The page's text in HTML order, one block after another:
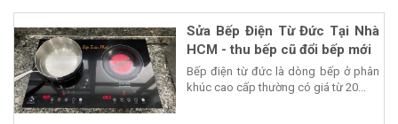
Sửa Bếp Điện Từ Đức Tại Nhà
HCM - thu bếp cũ đổi bếp mới
Bếp điện từ đức là dòng bếp ở phân
khúc cao cấp thường có giá từ 20...